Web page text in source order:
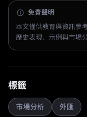
免責聲明
本文僅供教育與資訊參
歷史表現、示例與市場
標籤
市場分析 外匯